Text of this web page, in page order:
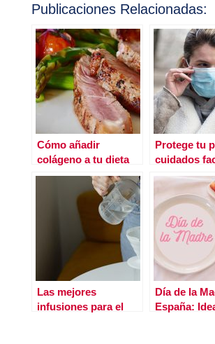
Publicaciones Relacionadas:
Cómo añadir
colágeno a tu dieta
Protege tu
cuidados
para el uso
mascarilla
Las mejores
infusiones para el
Día de la
España: